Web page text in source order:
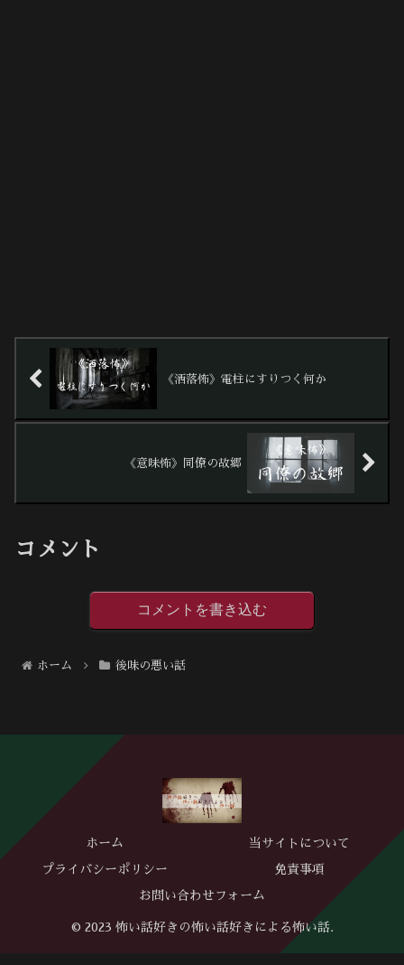
《洒落怖》電柱にすりつく何か
《意味怖》同僚の故郷
コメント
コメントを書き込む
ホーム 後味の悪い話
ホーム 当サイトについて
プライバシーポリシー 免責事項
お問い合わせフォーム
© 2023 怖い話好きの怖い話好きによる怖い話.